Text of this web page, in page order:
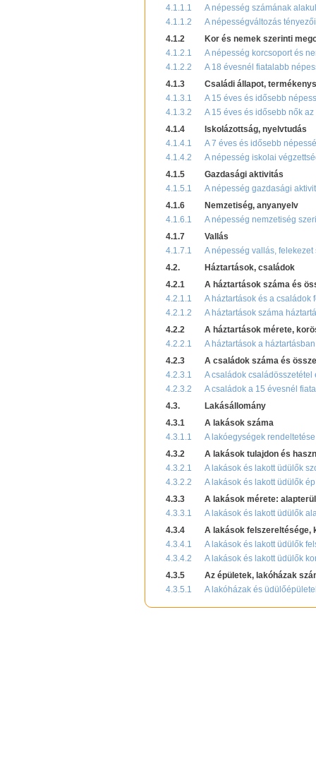
4.1.1.1
A népesség számának
4.1.1.2
A népességváltozás tényezői
4.1.2
Kor és nemek szerinti
4.1.2.1
A népesség korcsoport és
4.1.2.2
A 18 évesnél fiatalabb
4.1.3
Családi állapot,
4.1.3.1
A 15 éves és idősebb
4.1.3.2
A 15 éves és idősebb nők
4.1.4
Iskolázottság, nyelvtudás
4.1.4.1
A 7 éves és idősebb
4.1.4.2
A népesség iskolai
4.1.5
Gazdasági aktivitás
4.1.5.1
A népesség gazdasági
4.1.6
Nemzetiség, anyanyelv
4.1.6.1
A népesség nemzetiség
4.1.7
Vallás
4.1.7.1
A népesség vallás, felekezet
4.2.
Háztartások, családok
4.2.1
A háztartások száma és
4.2.1.1
A háztartások és a családok
4.2.1.2
A háztartások száma
4.2.2
A háztartások mérete,
4.2.2.1
A háztartások a
4.2.3
A családok száma és
4.2.3.1
A családok családösszetétel
4.2.3.2
A családok a 15 évesnél
4.3.
Lakásállomány
4.3.1
A lakások száma
4.3.1.1
A lakóegységek
4.3.2
A lakások tulajdon és
4.3.2.1
A lakások és lakott üdülők
4.3.2.2
A lakások és lakott üdülők
4.3.3
A lakások mérete:
4.3.3.1
A lakások és lakott üdülők
4.3.4
A lakások felszereltésége,
4.3.4.1
A lakások és lakott üdülők
4.3.4.2
A lakások és lakott üdülők
4.3.5
Az épületek, lakóházak
4.3.5.1
A lakóházak és